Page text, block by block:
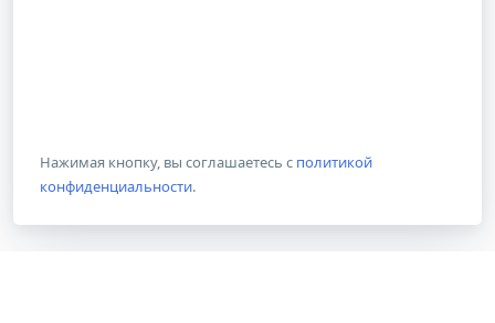
Нажимая кнопку, вы соглашаетесь с политикой
конфиденциальности.